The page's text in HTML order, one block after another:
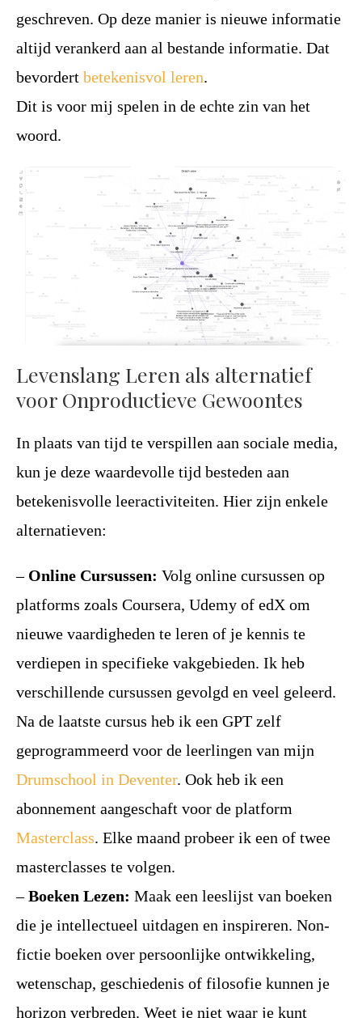
geschreven. Op deze manier is nieuwe informatie
altijd verankerd aan al bestande informatie. Dat
bevordert betekenisvol leren.
Dit is voor mij spelen in de echte zin van het
woord.
Levenslang Leren als alternatief
voor Onproductieve Gewoontes
In plaats van tijd te verspillen aan sociale media,
kun je deze waardevolle tijd besteden aan
betekenisvolle leeractiviteiten. Hier zijn enkele
alternatieven:
– Online Cursussen: Volg online cursussen op
platforms zoals Coursera, Udemy of edX om
nieuwe vaardigheden te leren of je kennis te
verdiepen in specifieke vakgebieden. Ik heb
verschillende cursussen gevolgd en veel geleerd.
Na de laatste cursus heb ik een GPT zelf
geprogrammeerd voor de leerlingen van mijn
Drumschool in Deventer. Ook heb ik een
abonnement aangeschaft voor de platform
Masterclass. Elke maand probeer ik een of twee
masterclasses te volgen.
–Boeken Lezen: Maak een leeslijst van boeken
die je intellectueel uitdagen en inspireren. Non-
fictie boeken over persoonlijke ontwikkeling,
wetenschap, geschiedenis of filosofie kunnen je
horizon verbreden. Weet je niet waar je kunt